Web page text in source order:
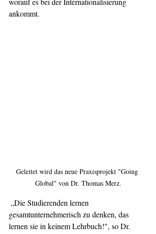
ankommt.
Geleitet wird das neue Praxisprojekt "Going
Global" von Dr. Thomas Merz.
gesamtunternehmerisch zu denken, das
lernen sie in keinem Lehrbuch!", so Dr.